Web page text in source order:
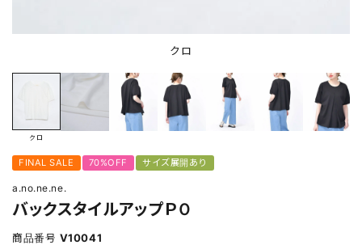
クロ
クロ
FINAL SALE 70%OFF サイズ展開あり
a.no.ne.ne.
バックスタイルアップＰＯ
商品番号 V10041